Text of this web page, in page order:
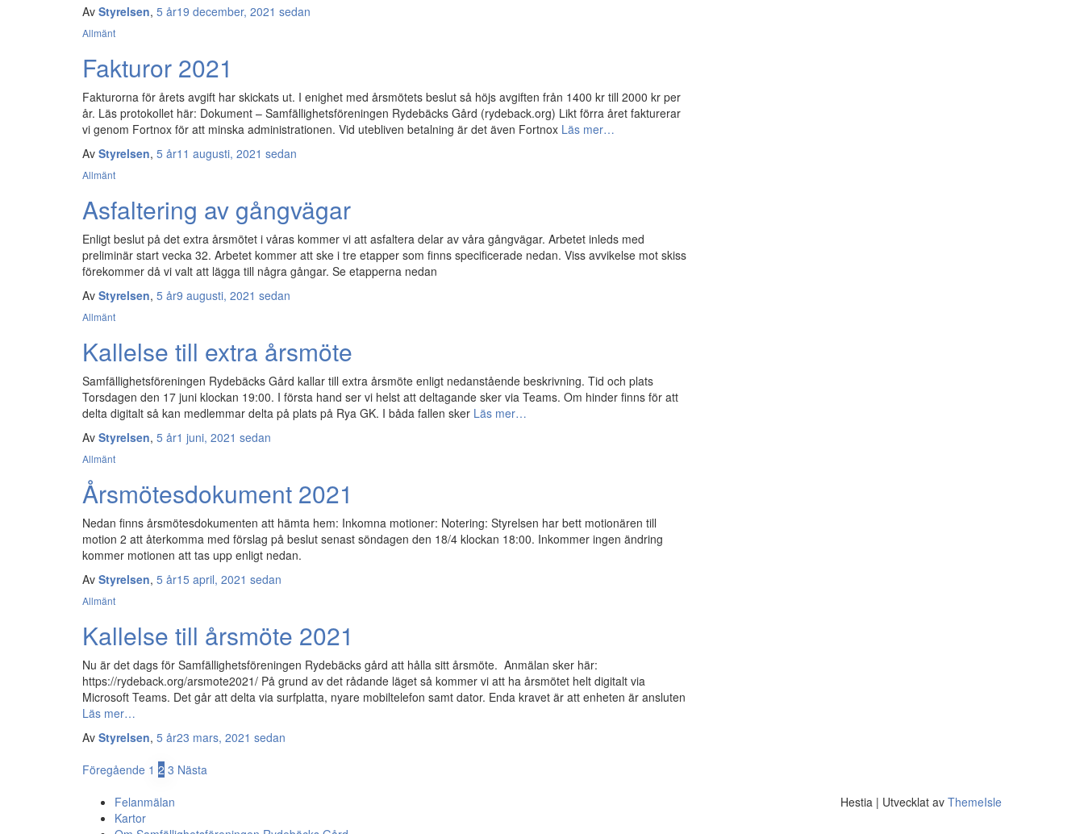
Av Styrelsen, 5 år19 december, 2021 sedan
Allmänt
Fakturor 2021
Fakturorna för årets avgift har skickats ut. I enighet med årsmötets beslut så höjs avgiften från 1400 kr till 2000 kr per
år. Läs protokollet här: Dokument – Samfällighetsföreningen Rydebäcks Gård (rydeback.org) Likt förra året fakturerar
vi genom Fortnox för att minska administrationen. Vid utebliven betalning är det även Fortnox Läs mer…
Av Styrelsen, 5 år11 augusti, 2021 sedan
Allmänt
Asfaltering av gångvägar
Enligt beslut på det extra årsmötet i våras kommer vi att asfaltera delar av våra gångvägar. Arbetet inleds med
preliminär start vecka 32. Arbetet kommer att ske i tre etapper som finns specificerade nedan. Viss avvikelse mot skiss
förekommer då vi valt att lägga till några gångar. Se etapperna nedan
Av Styrelsen, 5 år9 augusti, 2021 sedan
Allmänt
Kallelse till extra årsmöte
Samfällighetsföreningen Rydebäcks Gård kallar till extra årsmöte enligt nedanstående beskrivning. Tid och plats
Torsdagen den 17 juni klockan 19:00. I första hand ser vi helst att deltagande sker via Teams. Om hinder finns för att
delta digitalt så kan medlemmar delta på plats på Rya GK. I båda fallen sker Läs mer…
Av Styrelsen, 5 år1 juni, 2021 sedan
Allmänt
Årsmötesdokument 2021
Nedan finns årsmötesdokumenten att hämta hem: Inkomna motioner: Notering: Styrelsen har bett motionären till
motion 2 att återkomma med förslag på beslut senast söndagen den 18/4 klockan 18:00. Inkommer ingen ändring
kommer motionen att tas upp enligt nedan.
Av Styrelsen, 5 år15 april, 2021 sedan
Allmänt
Kallelse till årsmöte 2021
Nu är det dags för Samfällighetsföreningen Rydebäcks gård att hålla sitt årsmöte. Anmälan sker här:
https://rydeback.org/arsmote2021/ På grund av det rådande läget så kommer vi att ha årsmötet helt digitalt via
Microsoft Teams. Det går att delta via surfplatta, nyare mobiltelefon samt dator. Enda kravet är att enheten är ansluten
Läs mer…
Av Styrelsen, 5 år23 mars, 2021 sedan
Sidnumrering
för
Föregående 1 2 3 Nästa
Felanmälan
Kartor
Hestia | Utvecklat av ThemeIsle